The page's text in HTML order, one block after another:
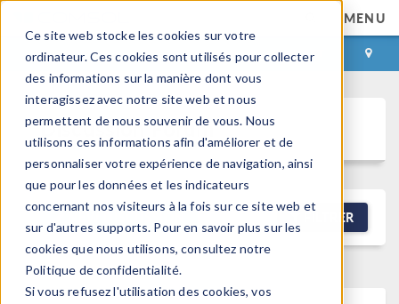
Ce site web stocke les cookies sur votre
ordinateur. Ces cookies sont utilisés pour collecter
des informations sur la manière dont vous
interagissez avec notre site web et nous
permettent de nous souvenir de vous. Nous
utilisons ces informations afin d'améliorer et de
personnaliser votre expérience de navigation, ainsi
que pour les données et les indicateurs
concernant nos visiteurs à la fois sur ce site web et
sur d'autres supports. Pour en savoir plus sur les
cookies que nous utilisons, consultez notre
Politique de confidentialité.
Si vous refusez l'utilisation des cookies, vos
MENU
CONNEXION CONTACT
Discussion Forum
FILTRER